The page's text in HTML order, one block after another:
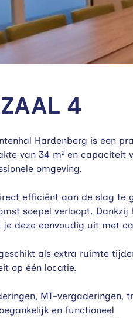
4
Hardenberg is een
van 34 m² en
omgeving.
efficiënt aan de slag te
soepel verloopt.
deze eenvoudig uit met
als extra ruimte
op één locatie.
MT-vergaderingen,
en functioneel